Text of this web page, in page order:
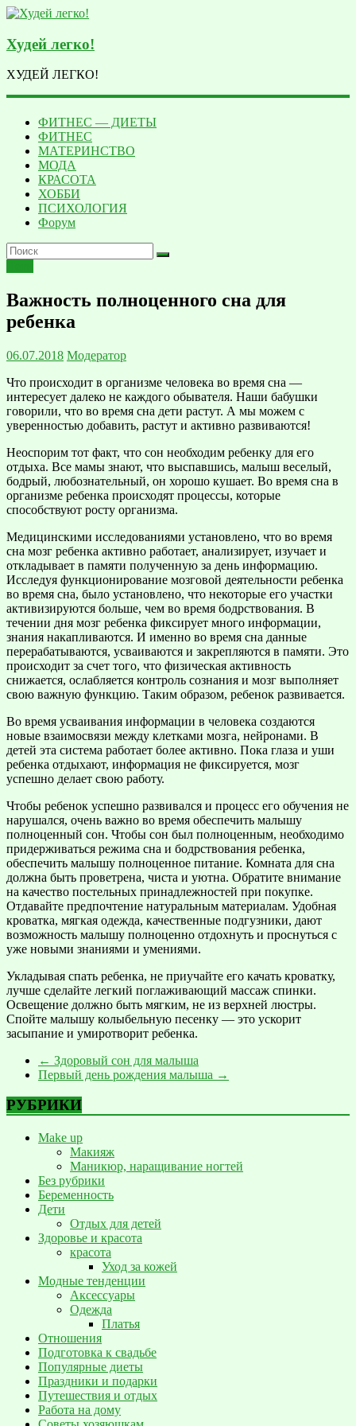
Худей легко!
ХУДЕЙ ЛЕГКО!
ФИТНЕС — ДИЕТЫ
ФИТНЕC
МАТЕРИНСТВО
МОДА
КРАСОТА
ХОББИ
ПСИХОЛОГИЯ
Форум
Важность полноценного сна для
ребенка
06.07.2018 Модератор
Что происходит в организме человека во время сна —
интересует далеко не каждого обывателя. Наши бабушки
говорили, что во время сна дети растут. А мы можем с
уверенностью добавить, растут и активно развиваются!
Неоспорим тот факт, что сон необходим ребенку для его
отдыха. Все мамы знают, что выспавшись, малыш веселый,
бодрый, любознательный, он хорошо кушает. Во время сна в
организме ребенка происходят процессы, которые
способствуют росту организма.
Медицинскими исследованиями установлено, что во время
сна мозг ребенка активно работает, анализирует, изучает и
откладывает в памяти полученную за день информацию.
Исследуя функционирование мозговой деятельности ребенка
во время сна, было установлено, что некоторые его участки
активизируются больше, чем во время бодрствования. В
течении дня мозг ребенка фиксирует много информации,
знания накапливаются. И именно во время сна данные
перерабатываются, усваиваются и закрепляются в памяти. Это
происходит за счет того, что физическая активность
снижается, ослабляется контроль сознания и мозг выполняет
свою важную функцию. Таким образом, ребенок развивается.
Во время усваивания информации в человека создаются
новые взаимосвязи между клетками мозга, нейронами. В
детей эта система работает более активно. Пока глаза и уши
ребенка отдыхают, информация не фиксируется, мозг
успешно делает свою работу.
Чтобы ребенок успешно развивался и процесс его обучения не
нарушался, очень важно во время обеспечить малышу
полноценный сон. Чтобы сон был полноценным, необходимо
придерживаться режима сна и бодрствования ребенка,
обеспечить малышу полноценное питание. Комната для сна
должна быть проветрена, чиста и уютна. Обратите внимание
на качество постельных принадлежностей при покупке.
Отдавайте предпочтение натуральным материалам. Удобная
кроватка, мягкая одежда, качественные подгузники, дают
возможность малышу полноценно отдохнуть и проснуться с
уже новыми знаниями и умениями.
Укладывая спать ребенка, не приучайте его качать кроватку,
лучше сделайте легкий поглаживающий массаж спинки.
Освещение должно быть мягким, не из верхней люстры.
Спойте малышу колыбельную песенку — это ускорит
засыпание и умиротворит ребенка.
← Здоровый сон для малыша
Первый день рождения малыша →
РУБРИКИ
Make up
Макияж
Маникюр, наращивание ногтей
Без рубрики
Беременность
Дети
Отдых для детей
Здоровье и красота
красота
Уход за кожей
Модные тенденции
Аксессуары
Одежда
Платья
Отношения
Подготовка к свадьбе
Популярные диеты
Праздники и подарки
Путешествия и отдых
Работа на дому